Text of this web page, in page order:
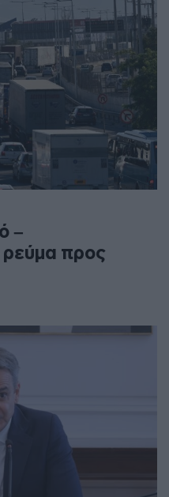
–
ρεύμα προς